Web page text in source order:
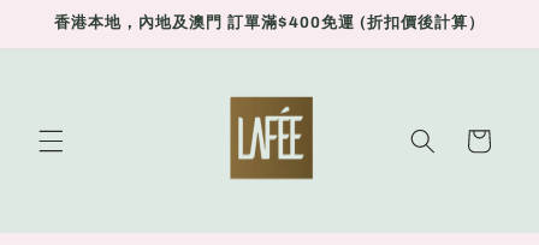
Skip to
香港本地，內地及澳門 訂單滿$400免運 (折扣價後計算）
Cart